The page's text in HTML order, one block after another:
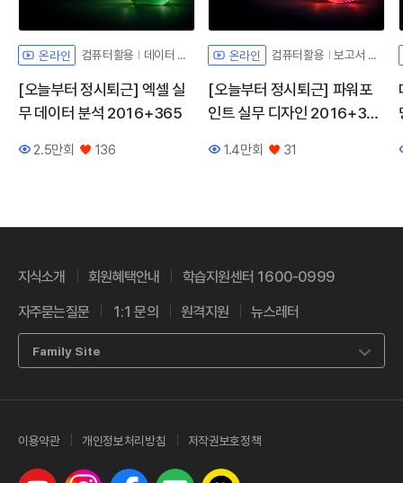
온라인 컴퓨터활용 데이터 분석
[오늘부터 정시퇴근] 엑셀 실
무 데이터 분석 2016+365
조회수
2.5만회
좋아요
136
온라인 컴퓨터활용 보고서 디자인
[오늘부터 정시퇴근] 파워포
인트 실무 디자인 2016+36
조회수
1.4만회
좋아요
31
지식소개 회원혜택안내 학습지원센터 1600-0999
자주묻는질문 1:1 문의 원격지원 뉴스레터
Family Site
이용약관 개인정보처리방침 저작권보호정책
유튜브 인스타그램 페이스북 네이버 블로그카카오톡 채널